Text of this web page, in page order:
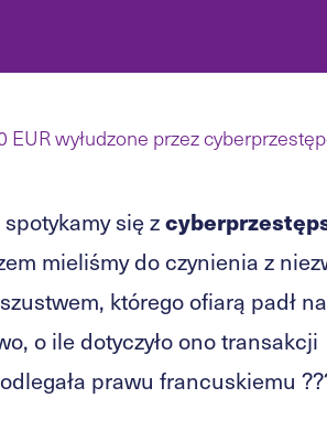
wyłudzone przez
się z
mieliśmy do czynienia z
którego ofiarą padł
o ile dotyczyło ono transakcji
prawu francuskiemu